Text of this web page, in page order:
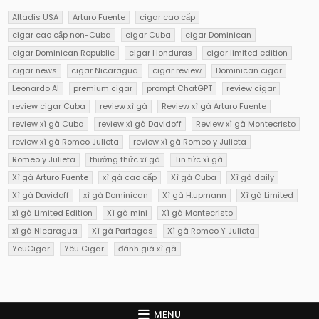
Altadis USA Arturo Fuente
cigar cao cấp
cigar cao cấp non-Cuba
cigar Cuba
cigar Dominican
cigar Dominican Republic
cigar Honduras
cigar limited edition
cigar news
cigar Nicaragua cigar review
Dominican cigar
Leonardo AI
premium cigar prompt ChatGPT
review cigar
review cigar Cuba
review xì gà
Review xì gà Arturo Fuente
review xì gà Cuba
review xì gà Davidoff
Review xì gà Montecristo
review xì gà Romeo Julieta
review xì gà Romeo y Julieta
Romeo y Julieta
thưởng thức xì gà
Tin tức xì gà
Xì gà Arturo Fuente
xì gà cao cấp Xì gà Cuba
Xì gà daily
Xì gà Davidoff
xì gà Dominican Xì gà H.upmann
Xì gà Limited
xì gà Limited Edition
Xì gà mini
Xì gà Montecristo
xì gà Nicaragua
Xì gà Partagas
Xì gà Romeo Y Julieta
YeuCigar
Yêu Cigar đánh giá xì gà
MENU